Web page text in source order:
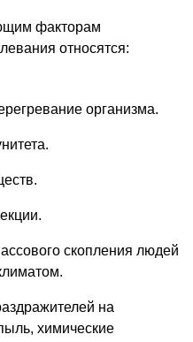
факторам
относятся:
организма.
скопления людей
на
химические